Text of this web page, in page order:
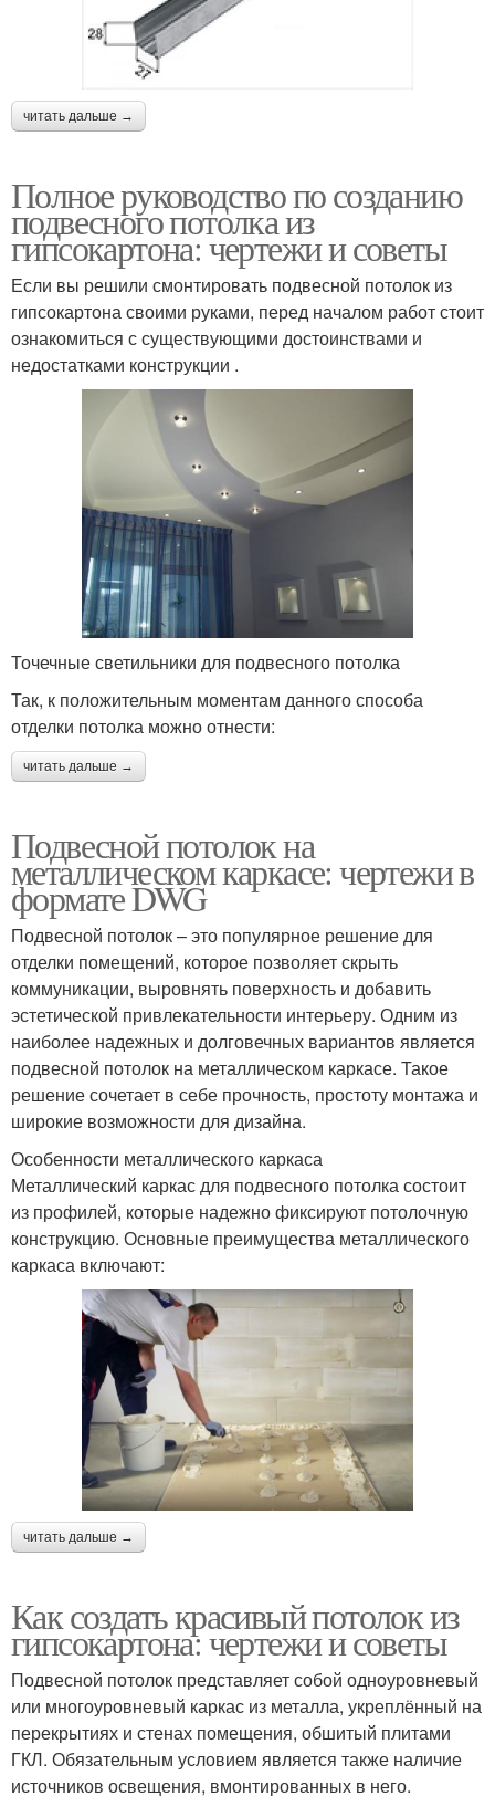
читать дальше →
Полное руководство по созданию
подвесного потолка из
гипсокартона: чертежи и советы
Если вы решили смонтировать подвесной потолок из
гипсокартона своими руками, перед началом работ стоит
ознакомиться с существующими достоинствами и
недостатками конструкции .
Точечные светильники для подвесного потолка
Так, к положительным моментам данного способа
отделки потолка можно отнести:
читать дальше →
Подвесной потолок на
металлическом каркасе: чертежи в
формате DWG
Подвесной потолок – это популярное решение для
отделки помещений, которое позволяет скрыть
коммуникации, выровнять поверхность и добавить
эстетической привлекательности интерьеру. Одним из
наиболее надежных и долговечных вариантов является
подвесной потолок на металлическом каркасе. Такое
решение сочетает в себе прочность, простоту монтажа и
широкие возможности для дизайна.
Особенности металлического каркаса
Металлический каркас для подвесного потолка состоит
из профилей, которые надежно фиксируют потолочную
конструкцию. Основные преимущества металлического
каркаса включают:
читать дальше →
Как создать красивый потолок из
гипсокартона: чертежи и советы
Подвесной потолок представляет собой одноуровневый
или многоуровневый каркас из металла, укреплённый на
перекрытиях и стенах помещения, обшитый плитами
ГКЛ. Обязательным условием является также наличие
источников освещения, вмонтированных в него.